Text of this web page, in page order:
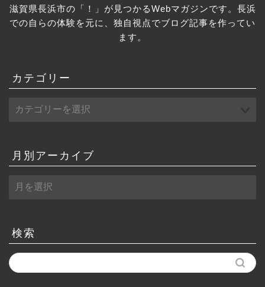
滋賀県長浜市の「！」が見つかるWebマガジンです。長浜
での自らの体験を元に、独自視点でブログ記事を作ってい
ます。
カテゴリー
月別アーカイブ
別
カ
イ
ブ
検索